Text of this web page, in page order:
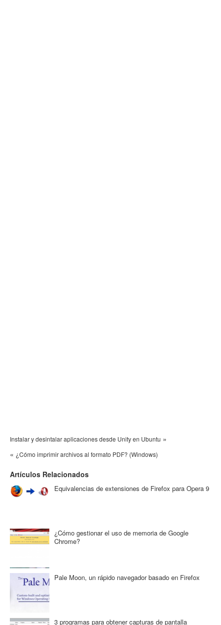
Instalar y desintalar aplicaciones desde Unity en Ubuntu »
« ¿Cómo imprimir archivos al formato PDF? (Windows)
Artículos Relacionados
Equivalencias de extensiones de Firefox para Opera 9
¿Cómo gestionar el uso de memoria de Google
Chrome?
Pale Moon, un rápido navegador basado en Firefox
3 programas para obtener capturas de pantalla